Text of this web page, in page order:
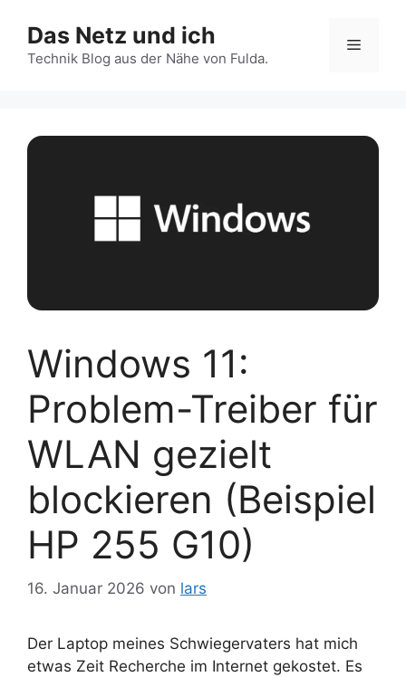
Inhalt
springen
Das Netz und ich
Technik Blog aus der Nähe von Fulda.
Menü
Windows 11:
Problem-Treiber für
WLAN gezielt
blockieren (Beispiel
HP 255 G10)
16. Januar 2026 von lars
Der Laptop meines Schwiegervaters hat mich
etwas Zeit Recherche im Internet gekostet. Es